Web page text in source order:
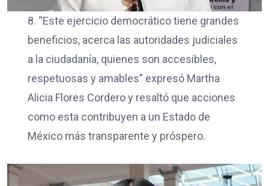
8. “Este ejercicio democrático tiene grandes
beneficios, acerca las autoridades judiciales
a la ciudadanía, quienes son accesibles,
respetuosas y amables” expresó Martha
Alicia Flores Cordero y resaltó que acciones
como esta contribuyen a un Estado de
México más transparente y próspero.